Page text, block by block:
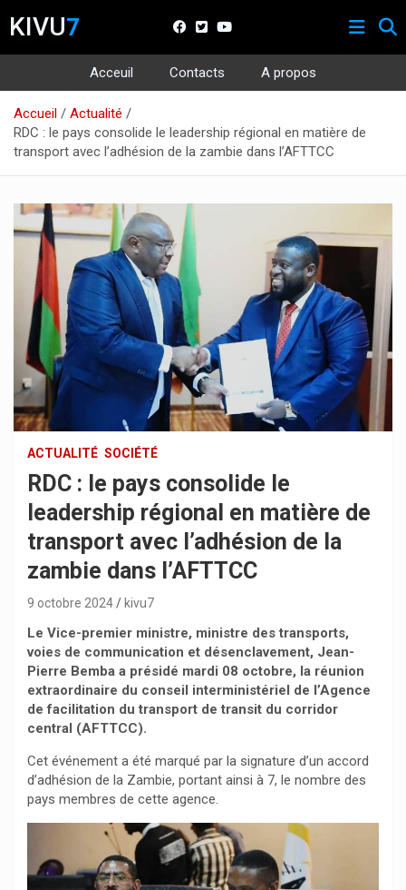
KIVU7
Acceuil Contacts
A propos
contenu
Accueil
Actualité
RDC : le pays consolide le leadership régional en matière de
transport avec l’adhésion de la zambie dans l’AFTTCC
ACTUALITÉ SOCIÉTÉ
RDC : le pays consolide le
leadership régional en matière de
transport avec l’adhésion de la
zambie dans l’AFTTCC
9 octobre 2024 kivu7
Le Vice-premier ministre, ministre des transports,
voies de communication et désenclavement, Jean-
Pierre Bemba a présidé mardi 08 octobre, la réunion
extraordinaire du conseil interministériel de l’Agence
de facilitation du transport de transit du corridor
central (AFTTCC).
Cet événement a été marqué par la signature d’un accord
d’adhésion de la Zambie, portant ainsi à 7, le nombre des
pays membres de cette agence.